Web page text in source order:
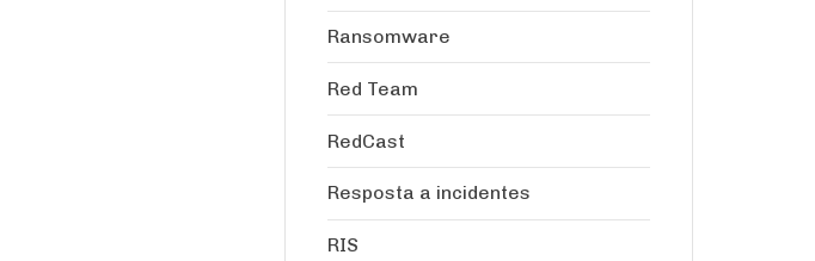
Ransomware
Red Team
RedCast
Resposta a incidentes
RIS